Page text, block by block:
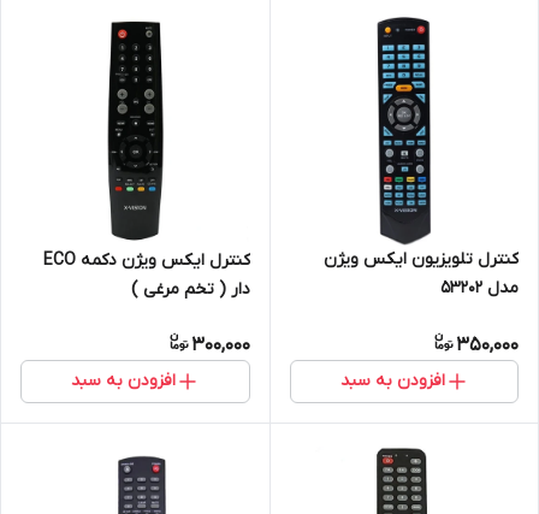
کنترل تلویزیون ایکس ویژن
مدل 53202
350,000
افزودن به سبد
کنترل ایکس ویژن دکمه ECO
دار ( تخم مرغی )
300,000
افزودن به سبد